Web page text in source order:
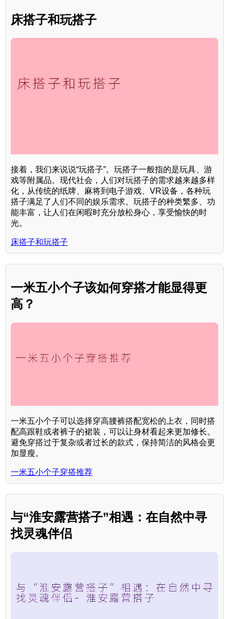
床搭子和玩搭子
接着，我们来说说“玩搭子”。玩搭子一般指的是玩具、游
戏等附属品。现代社会，人们对玩搭子的需求越来越多样
化，从传统的纸牌、麻将到电子游戏、VR设备，各种玩
搭子满足了人们不同的娱乐需求。玩搭子的种类繁多、功
能丰富，让人们在闲暇时充分放松身心，享受愉快的时
光。
床搭子和玩搭子
一米五小个子该如何穿搭才能显得更
高？
一米五小个子可以选择穿高腰裤搭配宽松的上衣，同时搭
配高跟鞋或者裤子的裙装，可以让身材看起来更加修长。
避免穿搭过于复杂或者过长的款式，保持简洁的风格会更
加显瘦。
一米五小个子穿搭推荐
与“淮安露营搭子”相遇：在自然中寻
找灵魂伴侣